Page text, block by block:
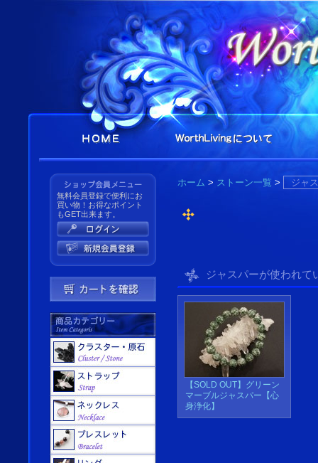
ホーム > ストーン一覧 > ジャ
ジャスパーが使われて
【SOLD OUT】グリーン
マーブルジャスパー【心
身浄化】
無料会員登録で便利にお
買い物！お得なポイント
もGET出来ます。